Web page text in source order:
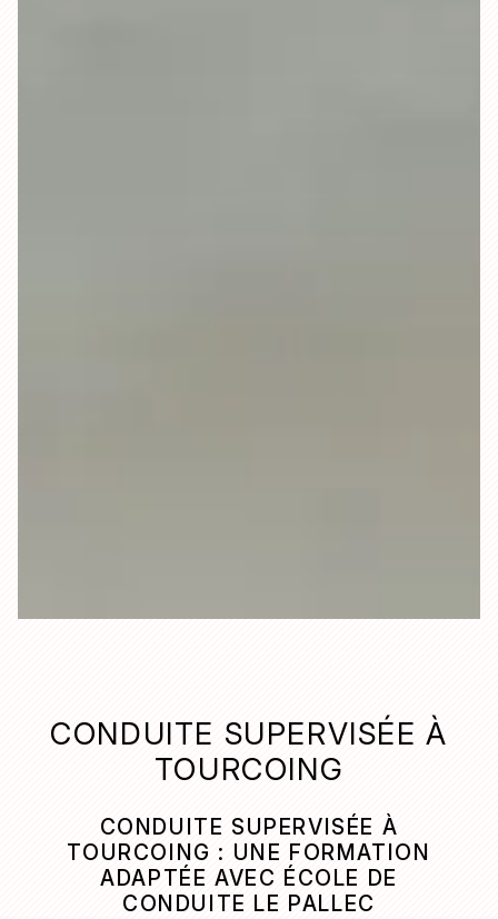
CONDUITE SUPERVISÉE À
TOURCOING
CONDUITE SUPERVISÉE À
TOURCOING : UNE FORMATION
ADAPTÉE AVEC ÉCOLE DE
CONDUITE LE PALLEC